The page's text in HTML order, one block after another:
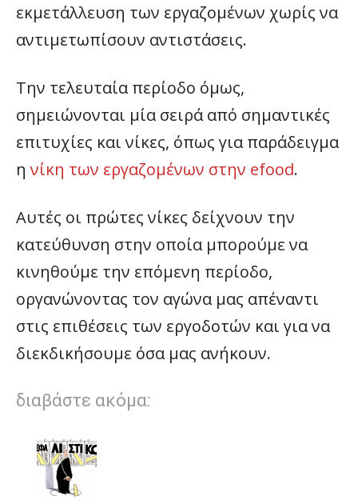
εκμετάλλευση των εργαζομένων χωρίς να
αντιμετωπίσουν αντιστάσεις.
Την τελευταία περίοδο όμως,
σημειώνονται μία σειρά από σημαντικές
επιτυχίες και νίκες, όπως για παράδειγμα
ηνίκη των εργαζομένων στην efood.
Αυτές οι πρώτες νίκες δείχνουν την
κατεύθυνση στην οποία μπορούμε να
κινηθούμε την επόμενη περίοδο,
οργανώνοντας τον αγώνα μας απέναντι
στις επιθέσεις των εργοδοτών και για να
διεκδικήσουμε όσα μας ανήκουν.
διαβάστε ακόμα: